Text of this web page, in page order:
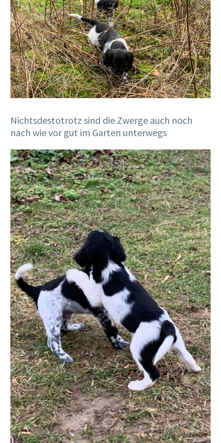
Nichtsdestotrotz sind die Zwerge auch noch
nach wie vor gut im Garten unterwegs